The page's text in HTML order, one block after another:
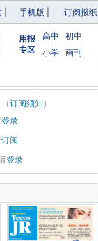
手机版 订阅报纸
用报
专区
高中
初中
小学 画刊
（订阅须知 ）
登录
订阅
登录